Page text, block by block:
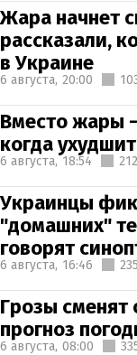
Жара начнет
рассказали,
в Украине
6 августа, 20:00
Вместо жары
когда
6 августа, 18:54
Украинцы
"домашних"
говорят
6 августа, 16:46
Грозы сменят
прогноз
6 августа, 08:00